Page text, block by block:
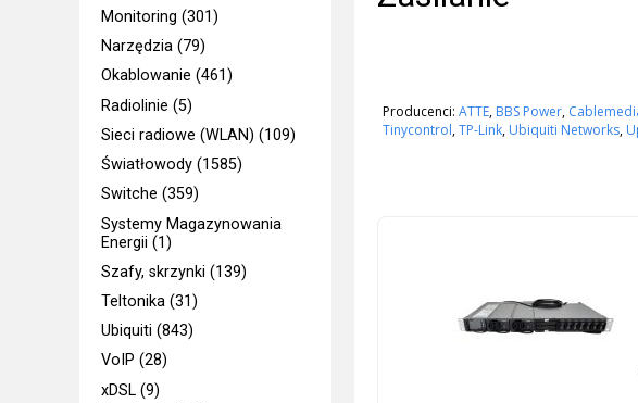
Monitoring (301)
Narzędzia (79)
Okablowanie (461)
Radiolinie (5)
Sieci radiowe (WLAN) (109)
Światłowody (1585)
Switche (359)
Systemy Magazynowania
Energii (1)
Szafy, skrzynki (139)
Teltonika (31)
Ubiquiti (843)
VoIP (28)
xDSL (9)
Producenci: ATTE, BBS Power,
Tinycontrol,TP-Link, Ubiquiti Networks,